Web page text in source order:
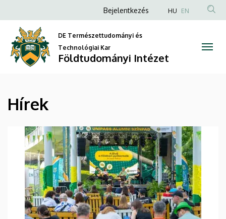
Földtudományi
Intézet
a
tartalomra
Anonim
fiók
menüje
Bejelentkezés HU EN
DE Természettudományi és
Technológiai Kar
Földtudományi Intézet
Hírek